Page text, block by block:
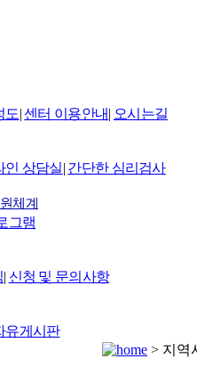
도|센터 이용안내| 오시는길
인 상담실| 간단한 심리검사
체계
그램
| 신청 및 문의사항
유게시판
> 지역